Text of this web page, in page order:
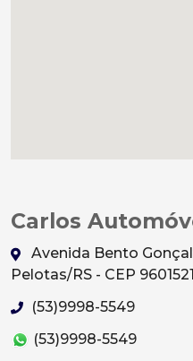
Carlos
Avenida Bento
Pelotas/RS - CEP
(53)9998-5549
(53)9998-5549